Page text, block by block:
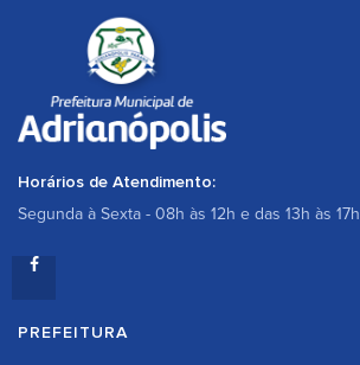
Horários de Atendimento:
Segunda à Sexta - 08h às 12h e das 13h às 17h
PREFEITURA